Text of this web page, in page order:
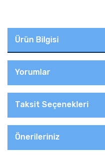
Ürün Bilgisi
Yorumlar
Taksit Seçenekleri
Önerileriniz